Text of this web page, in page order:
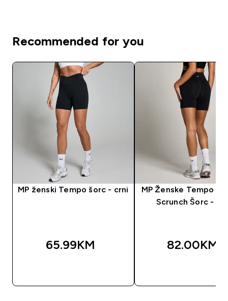
Recommended for you
MP ženski Tempo šorc - crni
65.99KM‎
MP Ženske Tempo
Scrunch Šorc -
82.00KM‎